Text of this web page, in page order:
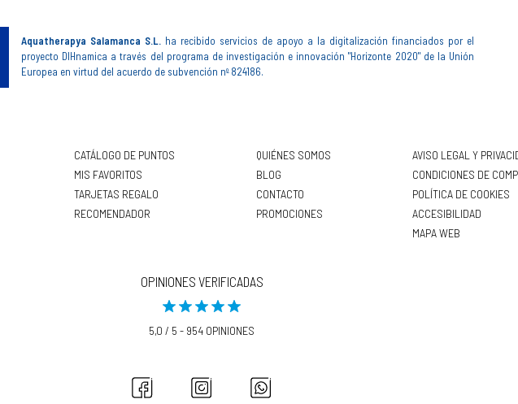
Aquatherapya Salamanca S.L. ha recibido servicios de apoyo a la digitalización financiados por el
proyecto DIHnamica a través del programa de investigación e innovación "Horizonte 2020" de la Unión
Europea en virtud del acuerdo de subvención nº 824186.
CATÁLOGO DE PUNTOS
MIS FAVORITOS
TARJETAS REGALO
RECOMENDADOR
QUIÉNES SOMOS
BLOG
CONTACTO
PROMOCIONES
AVISO LEGAL Y
CONDICIONES DE
POLÍTICA DE COOKIES
ACCESIBILIDAD
MAPA WEB
OPINIONES VERIFICADAS
5,0 / 5 - 954 OPINIONES